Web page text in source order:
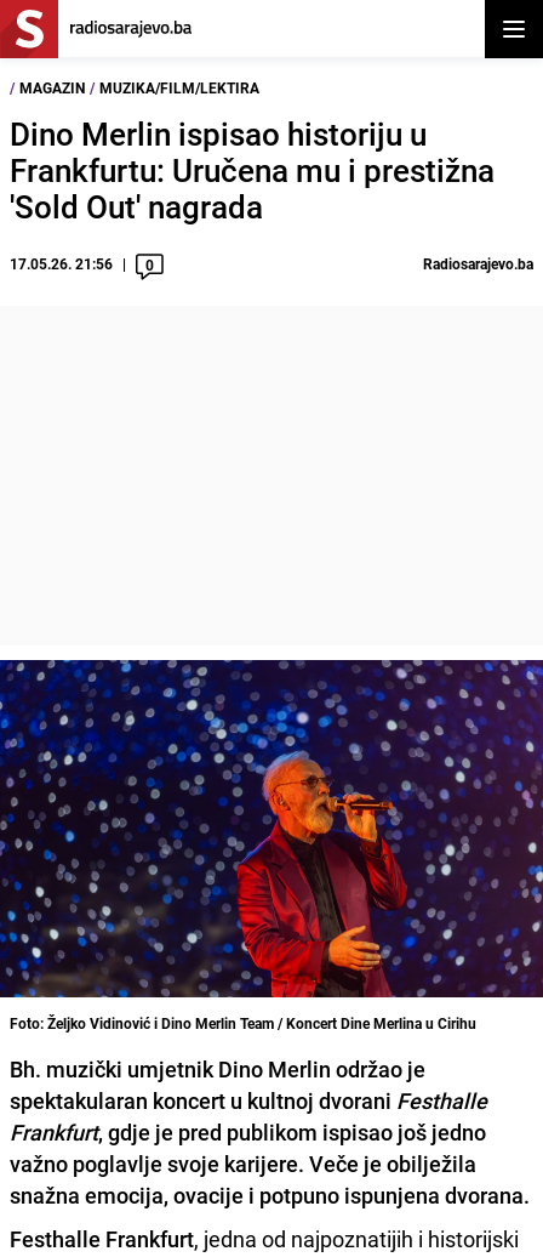
/ MAGAZIN / MUZIKA/FILM/LEKTIRA
Dino Merlin ispisao historiju u
Frankfurtu: Uručena mu i prestižna
'Sold Out' nagrada
17.05.26. 21:56 0 Radiosarajevo.ba
Foto: Željko Vidinović i Dino Merlin Team / Koncert Dine Merlina u Cirihu
Bh. muzički umjetnik Dino Merlin održao je
spektakularan koncert u kultnoj dvorani Festhalle
Frankfurt, gdje je pred publikom ispisao još jedno
važno poglavlje svoje karijere. Veče je obilježila
snažna emocija, ovacije i potpuno ispunjena dvorana.
Festhalle Frankfurt, jedna od najpoznatijih i historijski